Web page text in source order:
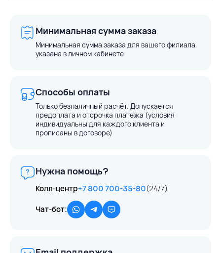
Минимальная сумма заказа
Минимальная сумма заказа для вашего филиала
указана в личном кабинете
Способы оплаты
Только безналичный расчёт. Допускается
предоплата и отсрочка платежа (условия
индивидуальны для каждого клиента и
прописаны в договоре)
Нужна помощь?
Колл-центр+7 800 700-35-80(24/7)
Чат-бот: